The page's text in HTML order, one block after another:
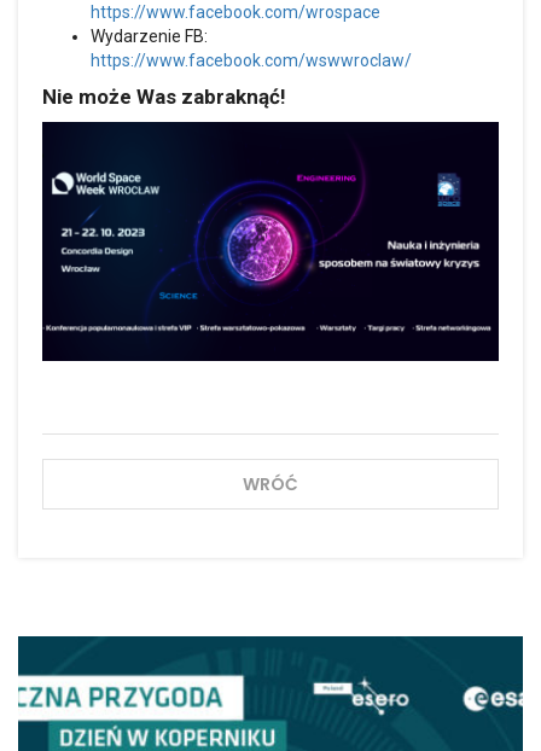
https://www.facebook.com/wrospace
Wydarzenie FB:
https://www.facebook.com/wswwroclaw/
Nie może Was zabraknąć!
WRÓĆ